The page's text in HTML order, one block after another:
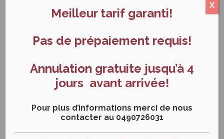
Meilleur tarif garanti!
Pas de prépaiement requis!
Annulation gratuite jusqu’à 4
jours avant arrivée!
Pour plus d’informations merci de nous
contacter au 0490726031
X